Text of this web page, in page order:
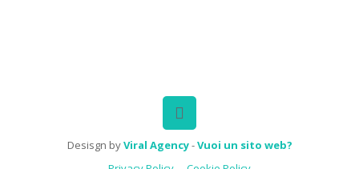
Desisgn byViral Agency-Vuoi un sito web?